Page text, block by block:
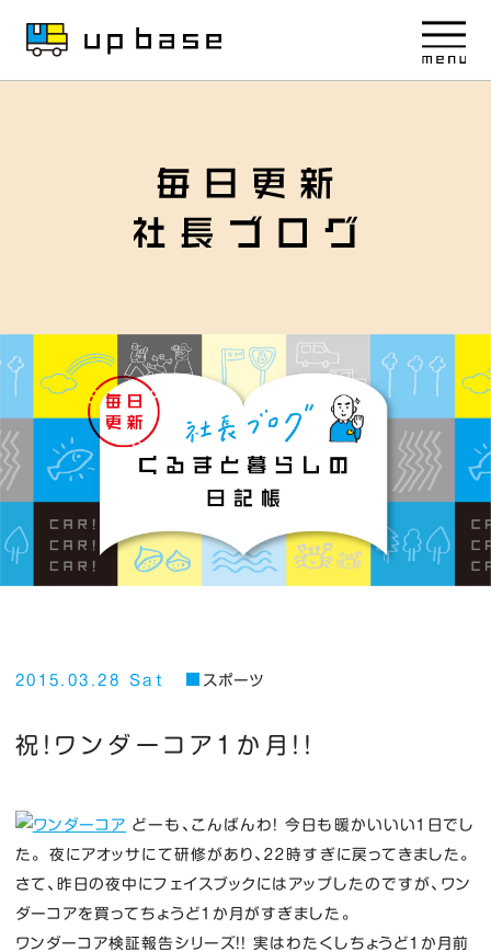
2015.03.28 Sat スポーツ
祝！ワンダーコア１か月！！
どーも、こんばんわ！ 今日も暖かいいい１日でし
た。 夜にアオッサにて研修があり、２２時すぎに戻ってきました。
さて、昨日の夜中にフェイスブックにはアップしたのですが、ワン
ダーコアを買ってちょうど１か月がすぎました。
ワンダーコア検証報告シリーズ！！ 実はわたくしちょうど１か月前